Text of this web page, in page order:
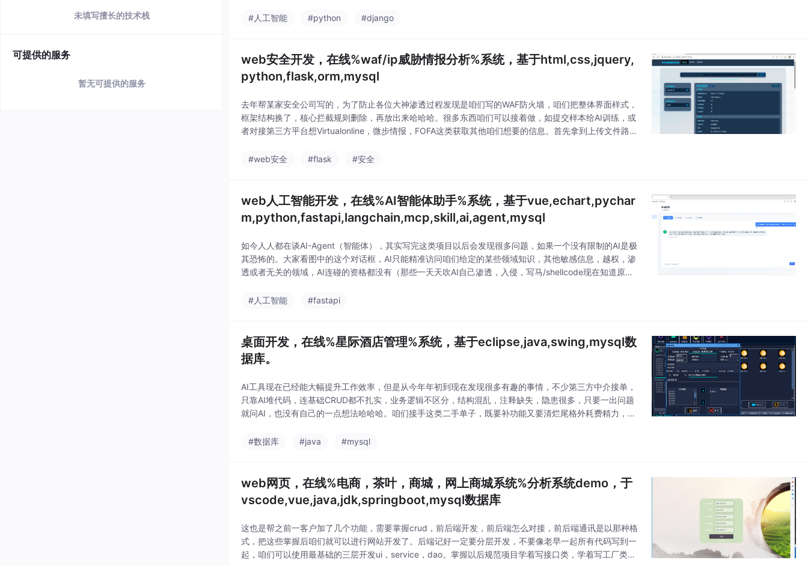
未填写擅长的技术栈
可提供的服务
暂无可提供的服务
#人工智能
#python #django
web安全开发，在线%waf/ip威胁情报分析%系统，基于html,css,jquery,
python,flask,orm,mysql
去年帮某家安全公司写的，为了防止各位大神渗透过程发现是咱们写的WAF防火墙，咱们把整体界面样式，
框架结构换了，核心拦截规则删除，再放出来哈哈哈。很多东西咱们可以接着做，如提交样本给AI训练，或
者对接第三方平台想Virtualonline，微步情报，FOFA这类获取其他咱们想要的信息。首先拿到上传文件路
这样
#web安全 #flask #安全
web人工智能开发，在线%AI智能体助手%系统，基于vue,echart,pychar
m,python,fastapi,langchain,mcp,skill,ai,agent,mysql
如今人人都在谈AI-Agent（智能体），其实写完这类项目以后会发现很多问题，如果一个没有限制的AI是极
其恐怖的。大家看图中的这个对话框，AI只能精准访问咱们给定的某些领域知识，其他敏感信息，越权，渗
透或者无关的领域，AI连碰的资格都没有（那些一天天吹AI自己渗透，入侵，写马/shellcode现在知道原来
#人工智能
#fastapi
桌面开发，在线%星际酒店管理%系统，基于eclipse,java,swing,mysql数
据库。
AI工具现在已经能大幅提升工作效率，但是从今年年初到现在发现很多有趣的事情，不少第三方中介接单，
只靠AI堆代码，连基础CRUD都不扎实，业务逻辑不区分，结构混乱，注释缺失，隐患很多，只要一出问题
就问AI，也没有自己的一点想法哈哈哈。咱们接手这类二手单子，既要补功能又要清烂尾格外耗费精力，关
项目安全，
#数据库 #java #mysql
web网页，在线%电商，茶叶，商城，网上商城系统%分析系统demo，于
vscode,vue,java,jdk,springboot,mysql数据库
这也是帮之前一客户加了几个功能，需要掌握crud，前后端开发，前后端怎么对接，前后端通讯是以那种格
式，把这些掌握后咱们就可以进行网站开发了。后端记好一定要分层开发，不要像老早一起所有代码写到一
起，咱们可以使用最基础的三层开发ui，service，dao。掌握以后规范项目学着写接口类，学着写工厂类，